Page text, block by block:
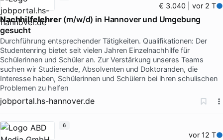
€ 3.040 | vor 2 T
Nachhilfelehrer(m/w/d) in Hannover und Umgebung
gesucht
Durchführung entsprechender Tätigkeiten. Qualifikationen: Der
Studentenring bietet seit vielen Jahren Einzelnachhilfe für
Schülerinnen und Schüler an. Zur Verstärkung unseres Teams
suchen wir Studierende, Absolventen und Doktoranden, die
Interesse haben, Schülerinnen und Schülern bei ihren schulischen
Problemen zu helfen
jobportal.hs-hannover.de
vor 12 T
6